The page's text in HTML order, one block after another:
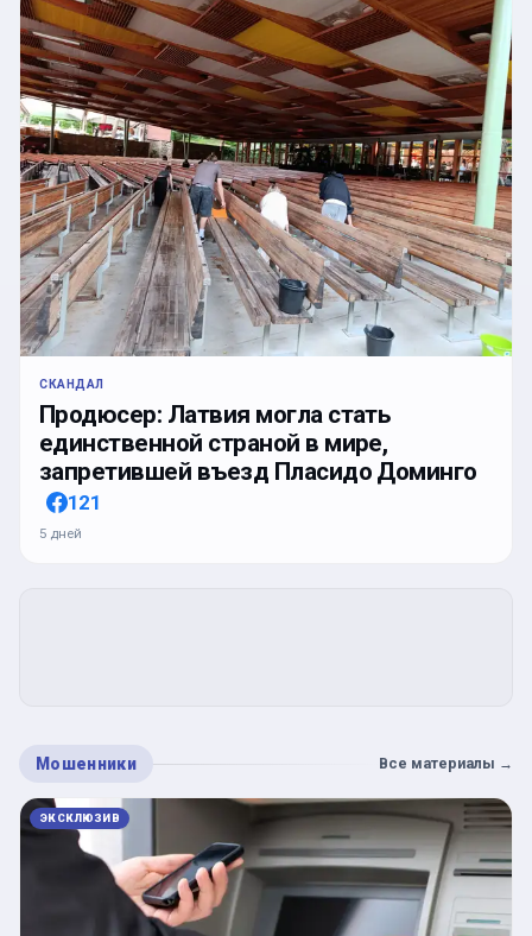
СКАНДАЛ
Продюсер: Латвия могла стать
единственной страной в мире,
запретившей въезд Пласидо Доминго
121
5 дней
Мошенники Все материалы →
ЭКСКЛЮЗИВ